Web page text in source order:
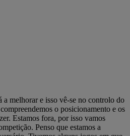
a melhorar e isso vê-se no controlo do
o posicionamento e os
Estamos fora, por isso vamos
Penso que estamos a